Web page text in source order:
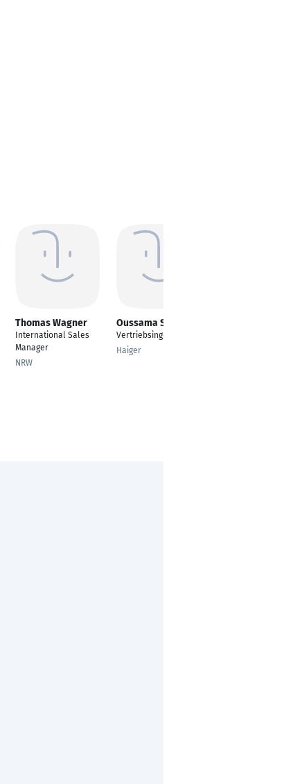
Thomas Wagner
International Sales
Manager
NRW
Oussama Sabsabi
Vertriebsingenieur
Haiger